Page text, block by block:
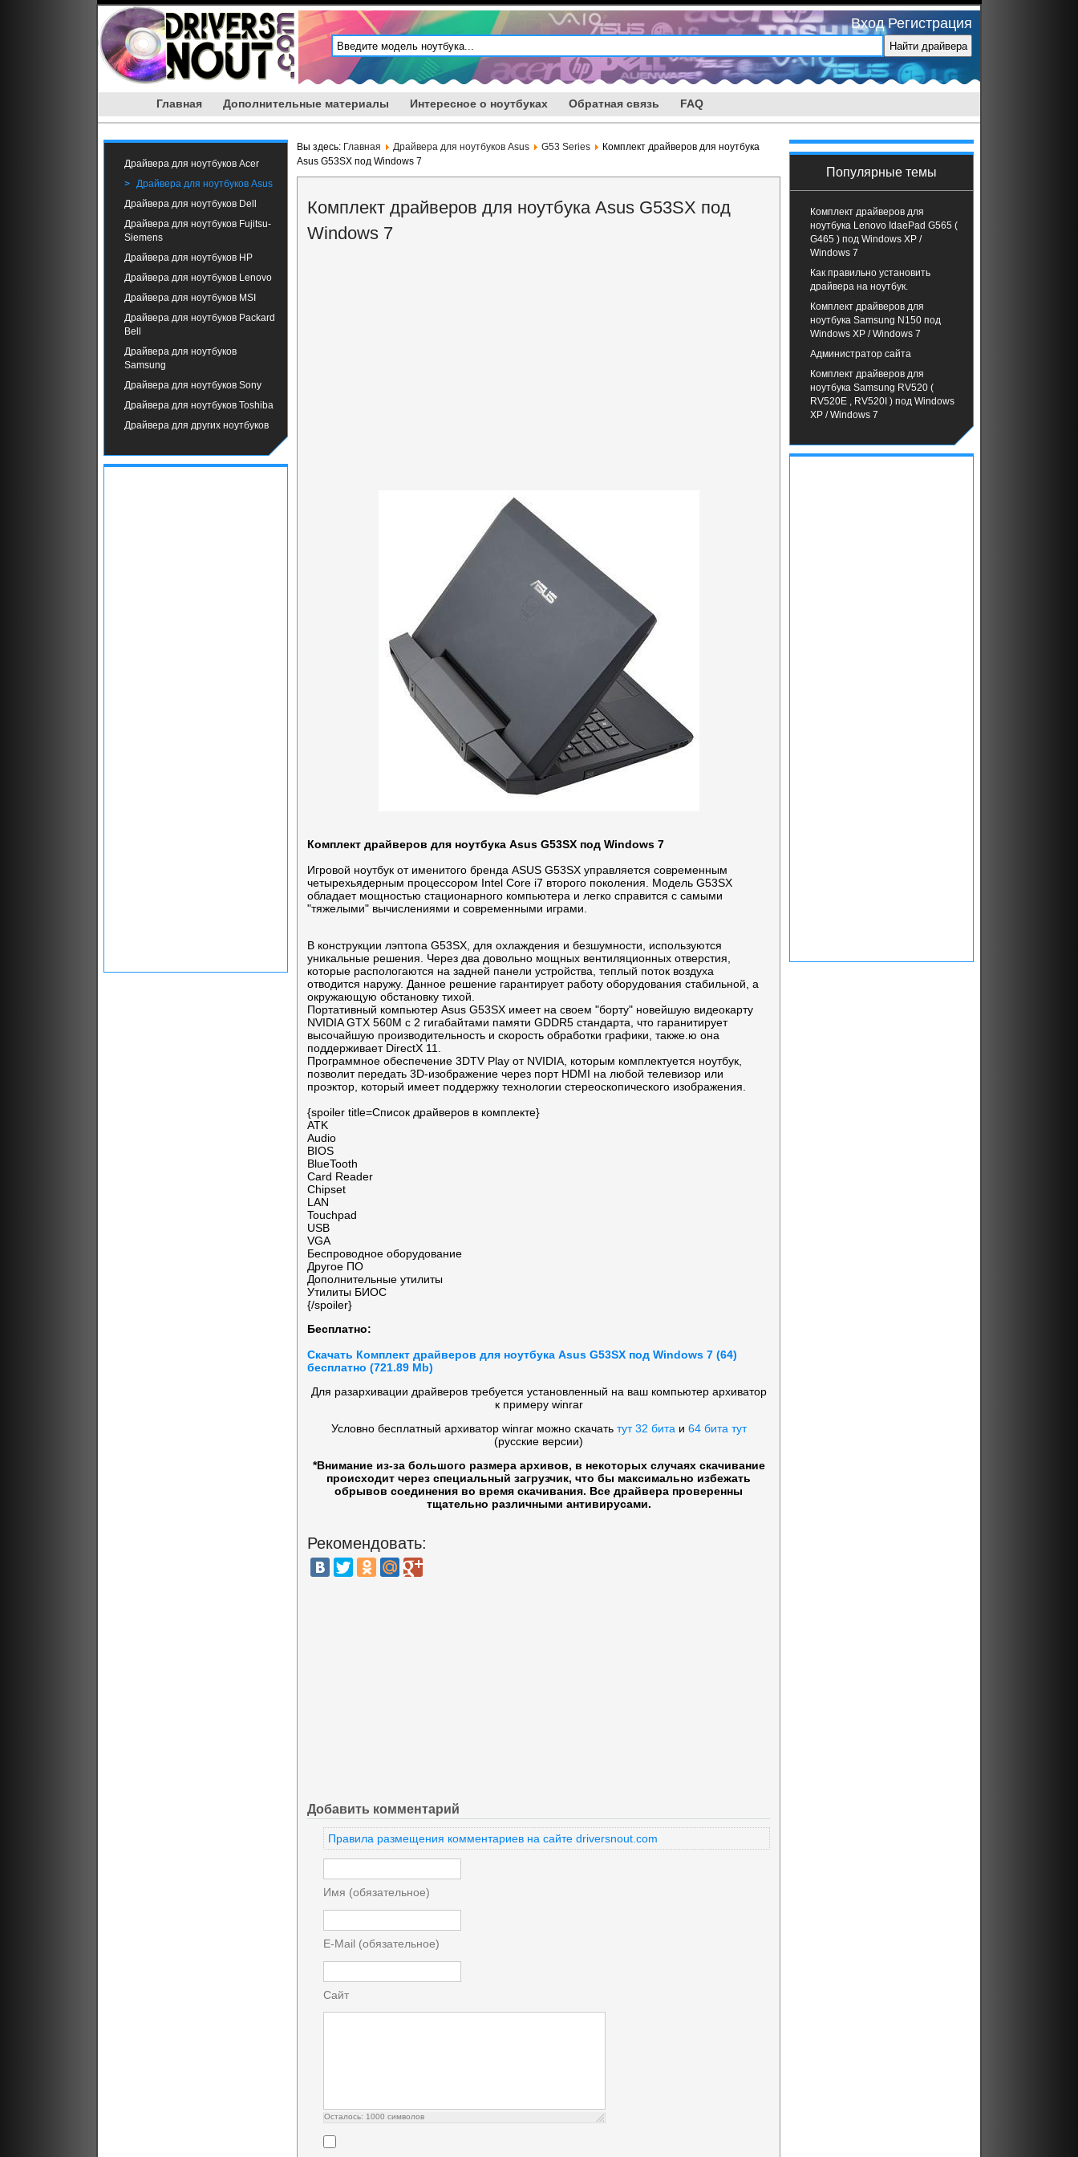
Вход Регистрация
Главная Дополнительные материалы Интересное о ноутбуках Обратная связь FAQ
Драйвера для ноутбуков Acer
Драйвера для ноутбуков Asus
Драйвера для ноутбуков Dell
Драйвера для ноутбуков Fujitsu-
Siemens
Драйвера для ноутбуков HP
Драйвера для ноутбуков Lenovo
Драйвера для ноутбуков MSI
Драйвера для ноутбуков Packard
Bell
Драйвера для ноутбуков
Samsung
Драйвера для ноутбуков Sony
Драйвера для ноутбуков Toshiba
Драйвера для других ноутбуков
Вы здесь: Главная Драйвера для ноутбуков Asus G53 Series
Комплект драйверов для ноутбука
Asus G53SX под Windows 7
Комплект драйверов для ноутбука Asus G53SX под
Windows 7
Комплект драйверов для ноутбука Asus G53SX под Windows 7
Игровой ноутбук от именитого бренда ASUS G53SX управляется современным
четырехьядерным процессором Intel Core i7 второго поколения. Модель G53SX
обладает мощностью стационарного компьютера и легко справится с самыми
"тяжелыми" вычислениями и современными играми.
В конструкции лэптопа G53SX, для охлаждения и безшумности, используются
уникальные решения. Через два довольно мощных вентиляционных отверстия,
которые распологаются на задней панели устройства, теплый поток воздуха
отводится наружу. Данное решение гарантирует работу оборудования стабильной, а
окружающую обстановку тихой.
Портативный компьютер Asus G53SX имеет на своем "борту" новейшую видеокарту
NVIDIA GTX 560M с 2 гигабайтами памяти GDDR5 стандарта, что гаранитирует
высочайшую производительность и скорость обработки графики, также.ю она
поддерживает DirectX 11.
Программное обеспечение 3DTV Play от NVIDIA, которым комплектуется ноутбук,
позволит передать 3D-изображение через порт HDMI на любой телевизор или
проэктор, который имеет поддержку технологии стереоскопического изображения.
{spoiler title=Список драйверов в комплекте}
ATK
Audio
BIOS
BlueTooth
Card Reader
Chipset
LAN
Touchpad
USB
VGA
Беспроводное оборудование
Другое ПО
Дополнительные утилиты
Утилиты БИОС
{/spoiler}
Бесплатно:
Скачать Комплект драйверов для ноутбука Asus G53SX под Windows 7 (64)
бесплатно (721.89 Mb)
Для разархивации драйверов требуется установленный на ваш компьютер архиватор
к примеру winrar
Условно бесплатный архиватор winrar можно скачать тут 32 бита и 64 бита тут
(русские версии)
*Внимание из-за большого размера архивов, в некоторых случаях скачивание
происходит через специальный загрузчик, что бы максимально избежать
обрывов соединения во время скачивания. Все драйвера проверенны
тщательно различными антивирусами.
Рекомендовать:
Добавить комментарий
Правила размещения комментариев на сайте driversnout.com
Имя (обязательное)
E-Mail (обязательное)
Сайт
Осталось: 1000 символов
Популярные темы
Комплект драйверов для
ноутбука Lenovo IdaePad G565 (
G465 ) под Windows XP /
Windows 7
Как правильно установить
драйвера на ноутбук.
Комплект драйверов для
ноутбука Samsung N150 под
Windows XP / Windows 7
Администратор сайта
Комплект драйверов для
ноутбука Samsung RV520 (
RV520E , RV520I ) под Windows
XP / Windows 7